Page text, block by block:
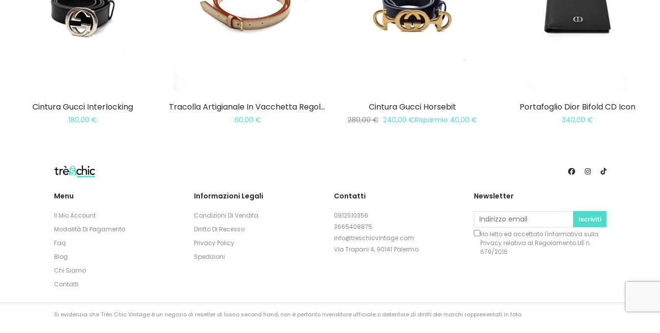
Cintura Gucci Interlocking
180,00 €
Tracolla Artigianale In Vacchetta Regolabile 20MM
60,00 €
Cintura Gucci Horsebit
280,00€ 240,00 €Risparmio 40,00 €
Portafoglio Dior Bifold CD Icon
340,00 €
Menu
Il Mio Account
Modalità Di Pagamento
Faq
Blog
Chi Siamo
Contatti
Informazioni Legali
Condizioni Di Vendita
Diritto Di Recesso
Privacy Policy
Spedizioni
Contatti
0912510356
3665408875
info@treschicvintage.com
Via Trapani 4, 90141 Palermo
Newsletter
Iscriviti
Ho letto ed accettato l'informativa sulla
Privacyrelativa al Regolamento UE n.
679/2016
Si evidenzia che Très Chic Vintage è un negozio di reseller di lusso second hand, non è pertanto rivenditore ufficiale o detentore di diritti dei marchi rappresentati in foto.